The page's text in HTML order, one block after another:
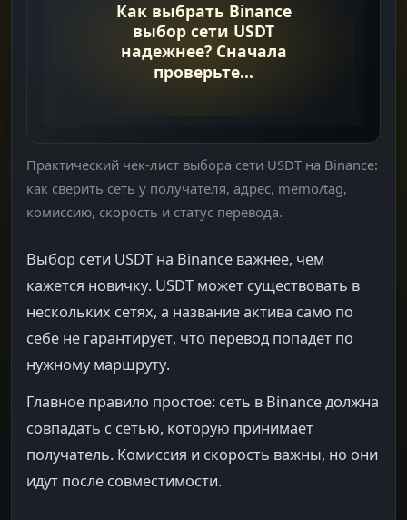
TRC20, ERC20 и BEP20: как сравнивать
Чек-лист перед подтверждением
Что читать дальше ->
Практический чек-лист выбора сети USDT на Binance:
как сверить сеть у получателя, адрес, memo/tag,
комиссию, скорость и статус перевода.
Выбор сети USDT на Binance важнее, чем
кажется новичку. USDT может существовать в
нескольких сетях, а название актива само по
себе не гарантирует, что перевод попадет по
нужному маршруту.
Главное правило простое: сеть в Binance должна
совпадать с сетью, которую принимает
получатель. Комиссия и скорость важны, но они
идут после совместимости.